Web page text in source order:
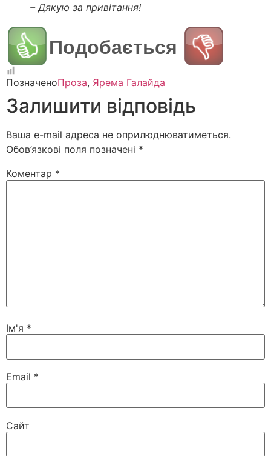
– Дякую за привітання!
Подобається
ПозначеноПроза, Ярема Галайда
Залишити відповідь
Ваша e-mail адреса не оприлюднюватиметься.
Обов’язкові поля позначені *
Коментар *
Ім'я *
Email *
Сайт